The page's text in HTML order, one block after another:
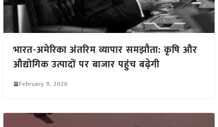
भारत-अमेरिका अंतरिम व्यापार समझौता: कृषि और
औद्योगिक उत्पादों पर बाजार पहुंच बढ़ेगी
February 9, 2026